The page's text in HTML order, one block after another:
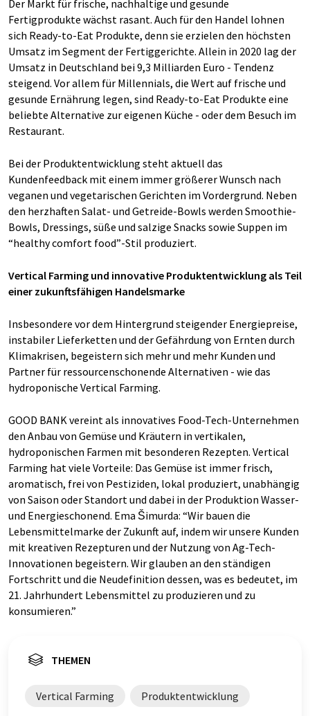
Der Markt für frische, nachhaltige und gesunde
Fertigprodukte wächst rasant. Auch für den Handel lohnen
sich Ready-to-Eat Produkte, denn sie erzielen den höchsten
Umsatz im Segment der Fertiggerichte. Allein in 2020 lag der
Umsatz in Deutschland bei 9,3 Milliarden Euro - Tendenz
steigend. Vor allem für Millennials, die Wert auf frische und
gesunde Ernährung legen, sind Ready-to-Eat Produkte eine
beliebte Alternative zur eigenen Küche - oder dem Besuch im
Restaurant.
Bei der Produktentwicklung steht aktuell das
Kundenfeedback mit einem immer größerer Wunsch nach
veganen und vegetarischen Gerichten im Vordergrund. Neben
den herzhaften Salat- und Getreide-Bowls werden Smoothie-
Bowls, Dressings, süße und salzige Snacks sowie Suppen im
“healthy comfort food”-Stil produziert.
Vertical Farming und innovative Produktentwicklung als Teil
einer zukunftsfähigen Handelsmarke
Insbesondere vor dem Hintergrund steigender Energiepreise,
instabiler Lieferketten und der Gefährdung von Ernten durch
Klimakrisen, begeistern sich mehr und mehr Kunden und
Partner für ressourcenschonende Alternativen - wie das
hydroponische Vertical Farming.
GOOD BANK vereint als innovatives Food-Tech-Unternehmen
den Anbau von Gemüse und Kräutern in vertikalen,
hydroponischen Farmen mit besonderen Rezepten. Vertical
Farming hat viele Vorteile: Das Gemüse ist immer frisch,
aromatisch, frei von Pestiziden, lokal produziert, unabhängig
von Saison oder Standort und dabei in der Produktion Wasser-
und Energieschonend. Ema Šimurda: “Wir bauen die
Lebensmittelmarke der Zukunft auf, indem wir unsere Kunden
mit kreativen Rezepturen und der Nutzung von Ag-Tech-
Innovationen begeistern. Wir glauben an den ständigen
Fortschritt und die Neudefinition dessen, was es bedeutet, im
21. Jahrhundert Lebensmittel zu produzieren und zu
konsumieren.”
THEMEN
Vertical Farming Produktentwicklung